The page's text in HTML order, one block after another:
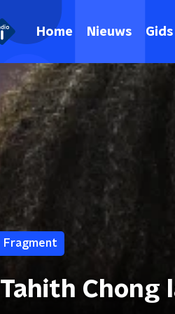
Home Nieuws Gids
Fragment
Tahith Chong